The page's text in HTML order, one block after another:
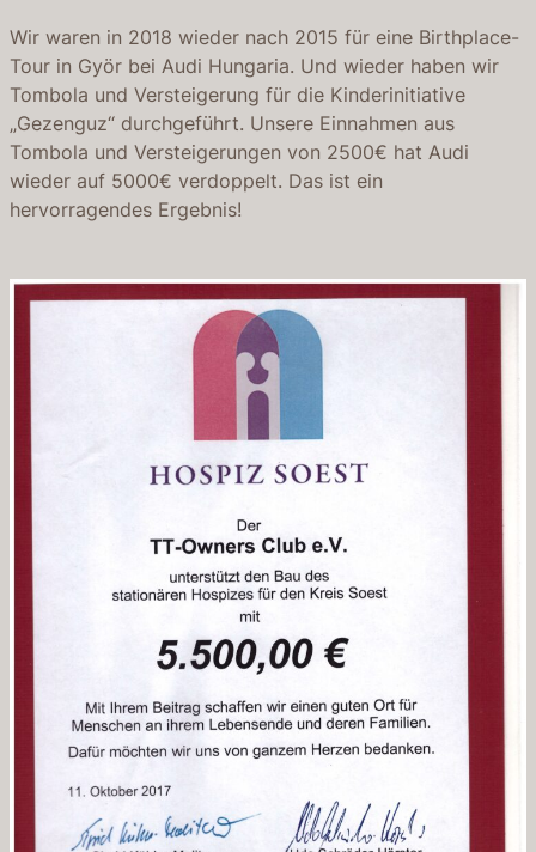
Wir waren in 2018 wieder nach 2015 für eine Birthplace-
Tour in Györ bei Audi Hungaria. Und wieder haben wir
Tombola und Versteigerung für die Kinderinitiative
„Gezenguz“ durchgeführt. Unsere Einnahmen aus
Tombola und Versteigerungen von 2500€ hat Audi
wieder auf 5000€ verdoppelt. Das ist ein
hervorragendes Ergebnis!